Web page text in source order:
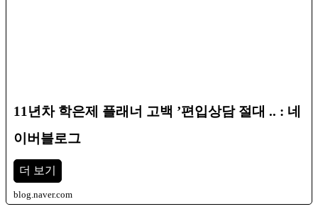
11년차 학은제 플래너 고백 ’편입상담 절대 .. : 네
이버블로그
더 보기
blog.naver.com